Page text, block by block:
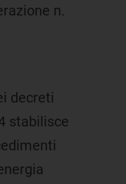
n.
decreti
stabilisce